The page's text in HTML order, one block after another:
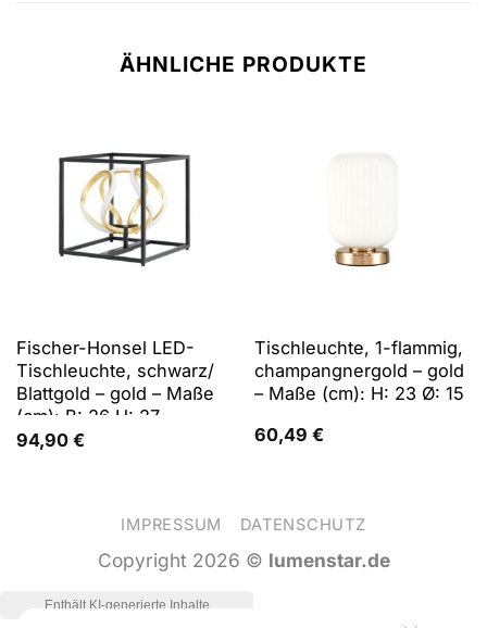
ÄHNLICHE PRODUKTE
Fischer-Honsel LED-
Tischleuchte, schwarz/
Blattgold – gold – Maße
(cm): B: 26 H: 27
94,90 €
Tischleuchte, 1-flammig,
champangnergold – gold
– Maße (cm): H: 23 Ø: 15
60,49 €
IMPRESSUM DATENSCHUTZ
Copyright 2026 © lumenstar.de